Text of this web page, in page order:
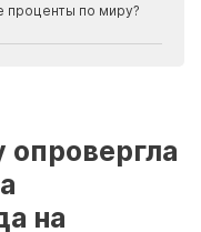
проценты по миру?
на